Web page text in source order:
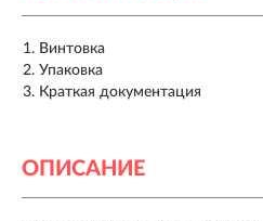
Винтовка
Упаковка
Краткая документация
ОПИСАНИЕ